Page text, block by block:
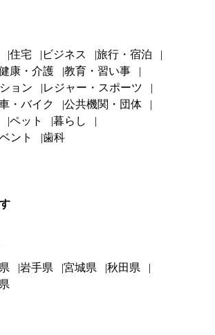
住宅 ビジネス
旅行・宿泊
康・介護
教育・習い事
ョン
レジャー・スポーツ
・バイク
公共機関・団体
ペット
暮らし
ント
歯科
岩手県 宮城県
秋田県